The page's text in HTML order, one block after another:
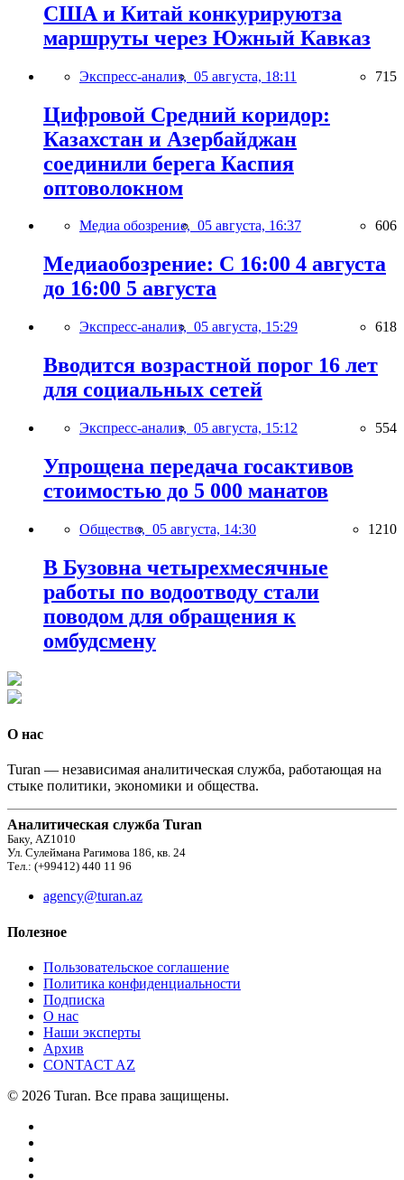
США и Китай конкурируютза
маршруты через Южный Кавказ
Экспресс-анализ, 05 августа, 18:11 715
Цифровой Средний коридор:
Казахстан и Азербайджан
соединили берега Каспия
оптоволокном
Медиа обозрение, 05 августа, 16:37 606
Медиаобозрение: С 16:00 4 августа
до 16:00 5 августа
Экспресс-анализ, 05 августа, 15:29 618
Вводится возрастной порог 16 лет
для социальных сетей
Экспресс-анализ, 05 августа, 15:12 554
Упрощена передача госактивов
стоимостью до 5 000 манатов
Общество, 05 августа, 14:30 1210
В Бузовна четырехмесячные
работы по водоотводу стали
поводом для обращения к
омбудсмену
О нас
Turan — независимая аналитическая служба, работающая на
стыке политики, экономики и общества.
Аналитическая служба Turan
Баку, AZ1010
Ул. Сулеймана Рагимова 186, кв. 24
Тел.: (+99412) 440 11 96
agency@turan.az
Полезное
Пользовательское соглашение
Политика конфиденциальности
Подписка
О нас
Наши эксперты
Архив
CONTACT AZ
© 2026 Turan. Все права защищены.